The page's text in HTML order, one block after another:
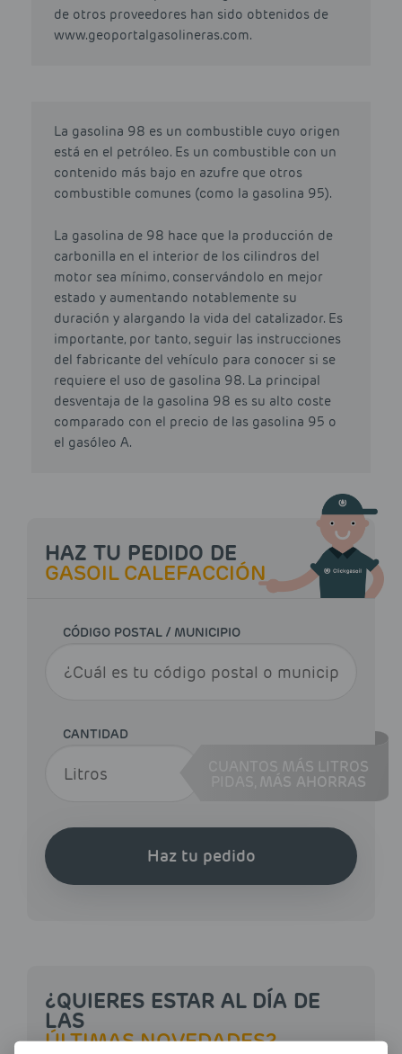
de otros proveedores han sido obtenidos de
www.geoportalgasolineras.com.
La gasolina 98 es un combustible cuyo origen
está en el petróleo. Es un combustible con un
contenido más bajo en azufre que otros
combustible comunes (como la gasolina 95).
La gasolina de 98 hace que la producción de
carbonilla en el interior de los cilindros del
motor sea mínimo, conservándolo en mejor
estado y aumentando notablemente su
duración y alargando la vida del catalizador. Es
importante, por tanto, seguir las instrucciones
del fabricante del vehículo para conocer si se
requiere el uso de gasolina 98. La principal
desventaja de la gasolina 98 es su alto coste
comparado con el precio de las gasolina 95 o
el gasóleo A.
HAZ TU PEDIDO DE
GASOIL CALEFACCIÓN
CÓDIGO POSTAL / MUNICIPIO
CANTIDAD
CUANTOS MÁS LITROS
MÁS AHORRAS
Haz tu pedido
¿QUIERES ESTAR AL DÍA DE
LAS
ÚLTIMAS NOVEDADES?